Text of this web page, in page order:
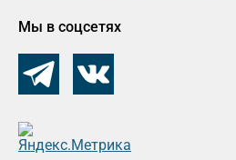
Мы в соцсетях